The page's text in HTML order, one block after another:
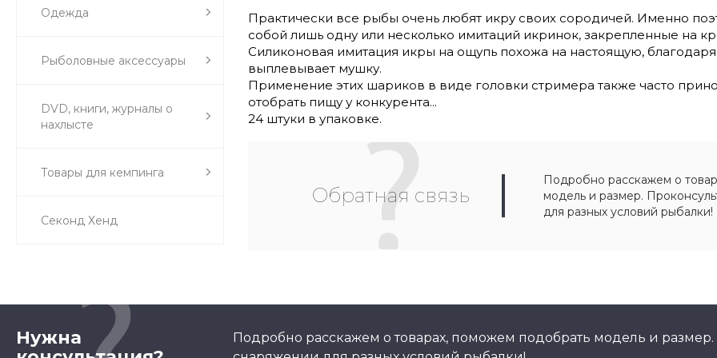
Одежда
Рыболовные аксессуары
DVD, книги, журналы о
нахлысте
Товары для кемпинга
Секонд Хенд
Практически все рыбы очень любят икру своих сородичей. Именно
собой лишь одну или несколько имитаций икринок, закрепленные на
Силиконовая имитация икры на ощупь похожа на настоящую,
выплевывает мушку.
Применение этих шариков в виде головки стримера также часто
отобрать пищу у конкурента...
24 штуки в упаковке.
Обратная связь
Подробно расскажем о
модель и размер.
для разных условий рыбалки!
Нужна
Подробно расскажем о товарах, поможем подобрать модель и